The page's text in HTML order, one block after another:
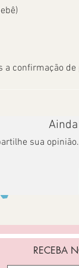
a confirmação de
sua
RECEBA